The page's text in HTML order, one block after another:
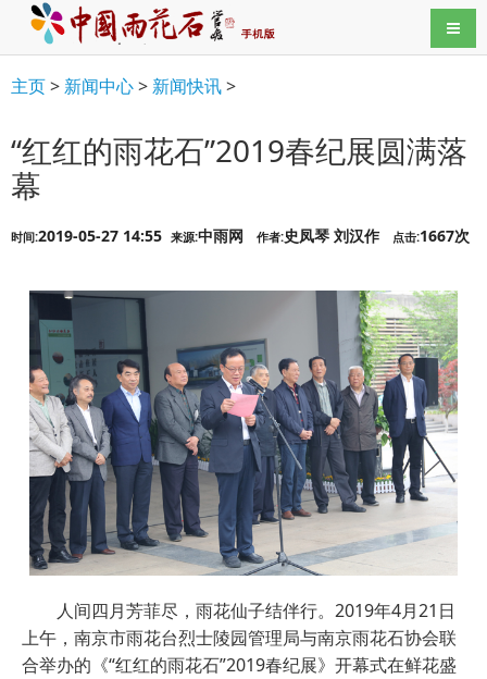
导航
主页> 新闻中心> 新闻快讯>
“红红的雨花石”2019春纪展圆满落
幕
时间:2019-05-27 14:55 来源:中雨网 作者:史凤琴 刘汉作 点击:1667次
人间四月芳菲尽，雨花仙子结伴行。2019年4月21日
上午，南京市雨花台烈士陵园管理局与南京雨花石协会联
合举办的《“红红的雨花石”2019春纪展》开幕式在鲜花盛